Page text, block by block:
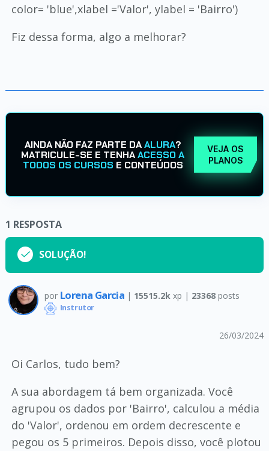
color= 'blue',xlabel ='Valor', ylabel = 'Bairro')
Fiz dessa forma, algo a melhorar?
AINDA NÃO FAZ PARTE DAALURA?
MATRICULE-SE E TENHAACESSO A
TODOS OS CURSOS E CONTEÚDOS
VEJA OS
PLANOS
1 RESPOSTA
SOLUÇÃO!
por Lorena Garcia | 15515.2k xp | 23368posts
Instrutor
26/03/2024
Oi Carlos, tudo bem?
A sua abordagem tá bem organizada. Você
agrupou os dados por 'Bairro', calculou a média
do 'Valor', ordenou em ordem decrescente e
pegou os 5 primeiros. Depois disso, você plotou